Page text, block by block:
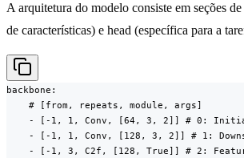
A arquitetura do modelo consiste em seções
de características) e head (específica para a
backbone:
    # [from, repeats, module, args]
- [-1, 1, Conv, [64, 3, 2]] # 0:
- [-1, 1, Conv, [128, 3, 2]] # 1:
- [-1, 3, C2f, [128, True]] # 2: